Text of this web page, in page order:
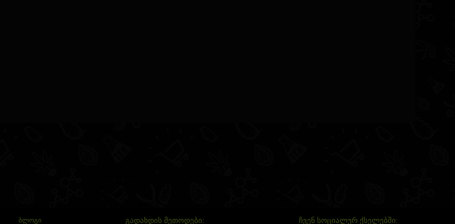
ᲑᲚᲝᲒᲘ გადახდის მეთოდები: ჩვენ სოციალურ ქსელებში: